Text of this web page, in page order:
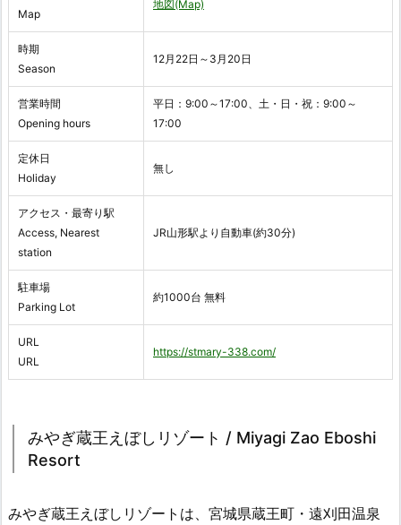
Map
地図(Map)
時期
Season
12月22日～3月20日
営業時間
Opening hours
平日：9:00～17:00、土・日・祝：9:00～
17:00
定休日
Holiday
無し
アクセス・最寄り駅
Access, Nearest
station
JR山形駅より自動車(約30分)
駐車場
Parking Lot
約1000台 無料
URL
URL
https://stmary-338.com/
みやぎ蔵王えぼしリゾート / Miyagi Zao Eboshi
Resort
みやぎ蔵王えぼしリゾートは、宮城県蔵王町・遠刈田温泉